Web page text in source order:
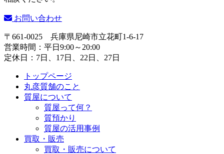
お問い合わせ
〒661-0025 兵庫県尼崎市立花町1-6-17
営業時間：平日9:00～20:00
定休日：7日、17日、22日、27日
トップページ
丸彦質舗のこと
質屋について
質屋って何？
質預かり
質屋の活用事例
買取・販売
買取・販売について